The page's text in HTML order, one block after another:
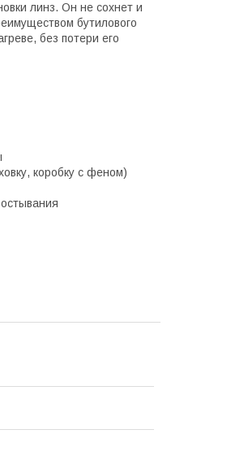
линз. Он не сохнет и
бутилового
без потери его
коробку с феном)